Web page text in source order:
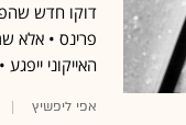
דוקו חדש
פרינס • אלא
האייקוני
אפי ליפשיץ